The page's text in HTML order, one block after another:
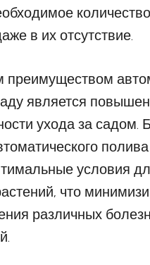
в их отсутствие.
является
ухода за садом.
условия
что
различных